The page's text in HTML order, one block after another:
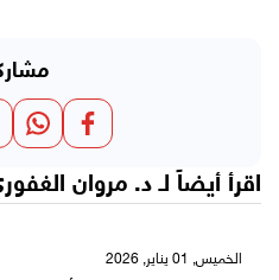
اقرأ أيضاً لـ د. مروان
الخميس, 01 يناير, 2026